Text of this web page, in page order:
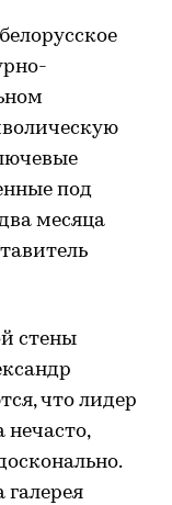
под
месяца
стены
что лидер
нечасто,
галерея